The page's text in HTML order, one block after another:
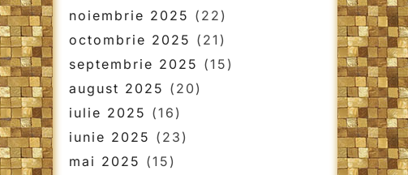
noiembrie 2025 (22)
octombrie 2025 (21)
septembrie 2025 (15)
august 2025 (20)
iulie 2025 (16)
iunie 2025 (23)
mai 2025 (15)